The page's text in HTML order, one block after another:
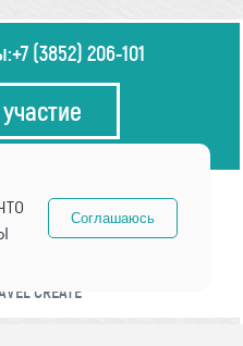
+7 (3852) 206-101
CREATE
Соглашаюсь